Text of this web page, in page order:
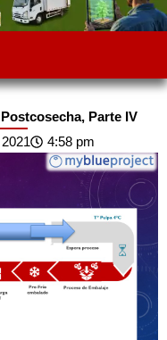
Parte IV
4:58 pm